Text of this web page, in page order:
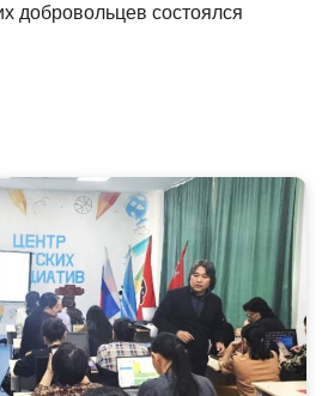
добровольцев состоялся